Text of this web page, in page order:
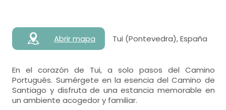
Abrir mapa Tui (Pontevedra), España
En el corazón de Tui, a solo pasos del Camino
Portugués. Sumérgete en la esencia del Camino de
Santiago y disfruta de una estancia memorable en
un ambiente acogedor y familiar.